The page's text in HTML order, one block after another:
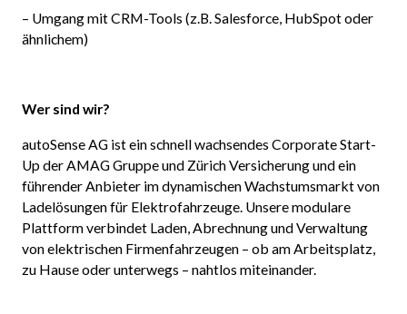
– Umgang mit CRM-Tools (z.B. Salesforce, HubSpot oder
ähnlichem)
Wer sind wir?
autoSense AG ist ein schnell wachsendes Corporate Start-
Up der AMAG Gruppe und Zürich Versicherung und ein
führender Anbieter im dynamischen Wachstumsmarkt von
Ladelösungen für Elektrofahrzeuge. Unsere modulare
Plattform verbindet Laden, Abrechnung und Verwaltung
von elektrischen Firmenfahrzeugen – ob am Arbeitsplatz,
zu Hause oder unterwegs – nahtlos miteinander.